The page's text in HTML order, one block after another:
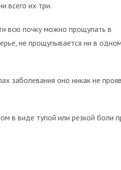
всего их три.
всю почку можно прощупать в
не прощупывается ни в
заболевания оно никак не
в виде тупой или резкой боли